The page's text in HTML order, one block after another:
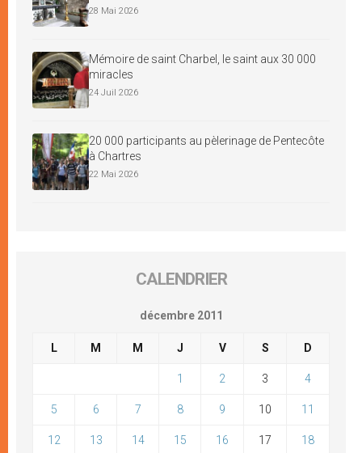
28 Mai 2026
Mémoire de saint Charbel, le saint aux 30 000
miracles
24 Juil 2026
20 000 participants au pèlerinage de Pentecôte
à Chartres
22 Mai 2026
CALENDRIER
décembre 2011
L M M J V S D
1 2 3 4
5 6 7 8 9 10 11
12 13 14 15 16 17 18